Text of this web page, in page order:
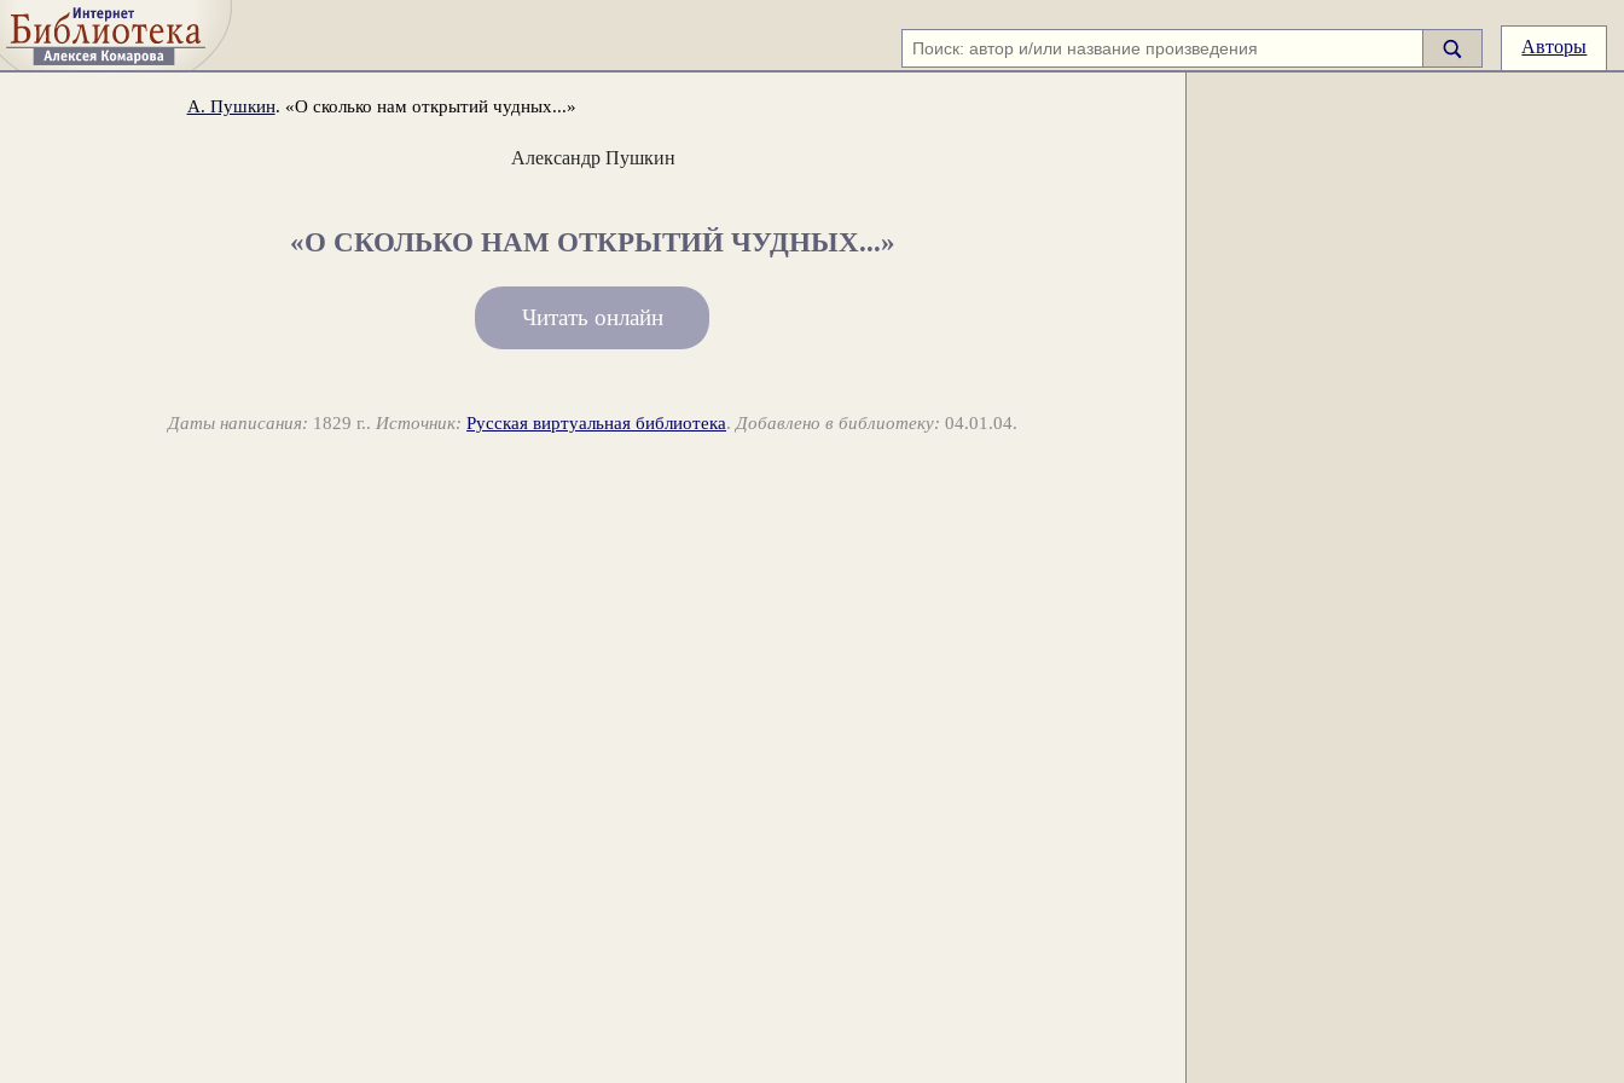
Авторы
А. Пушкин. «О сколько нам открытий чудных...»
Александр Пушкин
«О СКОЛЬКО НАМ ОТКРЫТИЙ ЧУДНЫХ...»
Читать онлайн
Даты написания: 1829 г..Источник: Русская виртуальная библиотека.Добавлено в библиотеку: 04.01.04.